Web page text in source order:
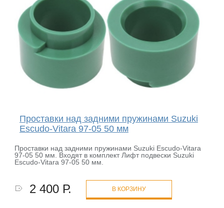
Проставки над задними пружинами Suzuki
Escudo-Vitara 97-05 50 мм
Проставки над задними пружинами Suzuki Escudo-Vitara
97-05 50 мм. Входят в комплект Лифт подвески Suzuki
Escudo-Vitara 97-05 50 мм.
2 400 Р. В КОРЗИНУ